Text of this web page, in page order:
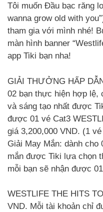
Tôi muốn Đầu bạc răng
wanna grow old with
tham gia với mình nhé!
màn hình banner
app Tiki bạn nha!
GIẢI THƯỞNG HẤP
02 bạn thực hiện hợp lệ,
và sáng tạo nhất được
được 01 vé Cat3
giá 3,200,000 VND. (1
Giải May Mắn: dành
mắn được Tiki lựa chọn
mỗi bạn sẽ nhận được
WESTLIFE THE HITS
VND. Mỗi tài khoản chỉ